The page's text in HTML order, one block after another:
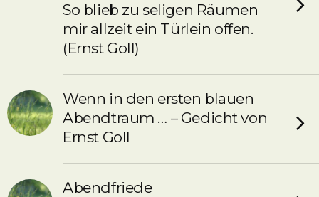
So blieb zu seligen Räumen
mir allzeit ein Türlein offen.
(Ernst Goll)
Wenn in den ersten blauen
Abendtraum … – Gedicht von
Ernst Goll
Abendfriede